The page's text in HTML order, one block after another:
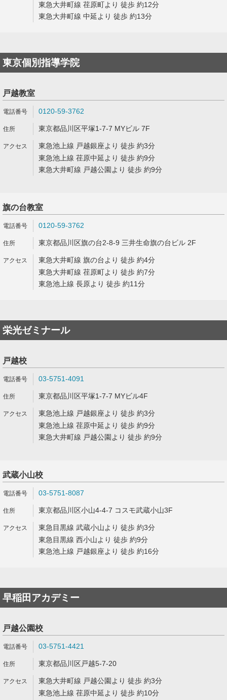
東急大井町線 荏原町より 徒歩 約12分
東急大井町線 中延より 徒歩 約13分
東京個別指導学院
戸越教室
0120-59-3762
東京都品川区平塚1-7-7 MYビル 7F
東急池上線 戸越銀座より 徒歩 約3分
東急池上線 荏原中延より 徒歩 約9分
東急大井町線 戸越公園より 徒歩 約9分
旗の台教室
0120-59-3762
東京都品川区旗の台2-8-9 三井生命旗の台ビル 2F
東急大井町線 旗の台より 徒歩 約4分
東急大井町線 荏原町より 徒歩 約7分
東急池上線 長原より 徒歩 約11分
栄光ゼミナール
戸越校
03-5751-4091
東京都品川区平塚1-7-7 MYビル4F
東急池上線 戸越銀座より 徒歩 約3分
東急池上線 荏原中延より 徒歩 約9分
東急大井町線 戸越公園より 徒歩 約9分
武蔵小山校
03-5751-8087
東京都品川区小山4-4-7 コスモ武蔵小山3F
東急目黒線 武蔵小山より 徒歩 約3分
東急目黒線 西小山より 徒歩 約9分
東急池上線 戸越銀座より 徒歩 約16分
早稲田アカデミー
戸越公園校
03-5751-4421
東京都品川区戸越5-7-20
東急大井町線 戸越公園より 徒歩 約3分
東急池上線 荏原中延より 徒歩 約10分